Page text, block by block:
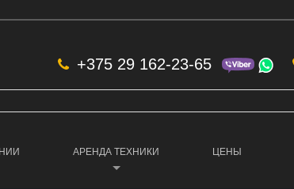
+375 29 162-23-65
АРЕНДА ТЕХНИКИ ЦЕНЫ